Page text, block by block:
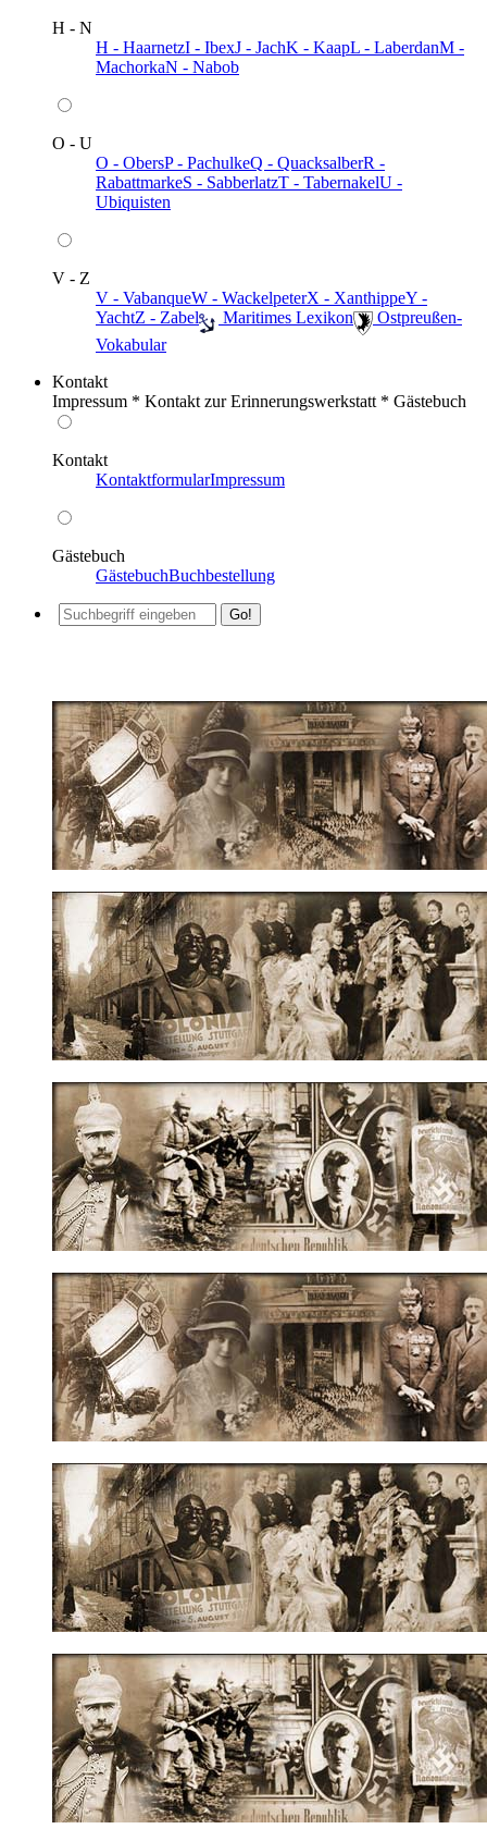
H - N
H - HaarnetzI - IbexJ - JachK - KaapL - LaberdanM -
MachorkaN - Nabob
O - U
O - ObersP - PachulkeQ - QuacksalberR -
RabattmarkeS - SabberlatzT - TabernakelU -
Ubiquisten
V - Z
V - VabanqueW - WackelpeterX - XanthippeY -
YachtZ - Zabel ️ Maritimes Lexikon
️ Ostpreußen-
Vokabular
Kontakt
Impressum * Kontakt zur Erinnerungswerkstatt * Gästebuch
Kontakt
KontaktformularImpressum
Gästebuch
GästebuchBuchbestellung